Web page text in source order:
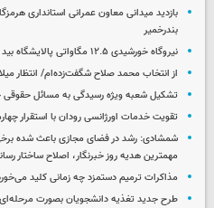
بازدید میدانی معاون عمرانی استانداری
بندرخمیر
نیروگاه خورشیدی ۱۲.۵ مگاواتی پالایشگاه بید بلند بهبهان وارد مدار تولید شد
از انتخاب محمد صلاح شگفت‌زده‌ام/ انتظار
تشکیل شعبه ویژه رسیدگی به مسائل حقوقی
تقویت خدمات اورژانسی رودان با استقرار
شمشادی: رشد در فضای مجازی باعث شده برخی
مهمترین هدیه‌ روز خبرنگار، اصلاح ساختار
مذاکرات ترمیم دستمزد چه زمانی کلید
طرح جدید تغذیه دانشجویان بصورت